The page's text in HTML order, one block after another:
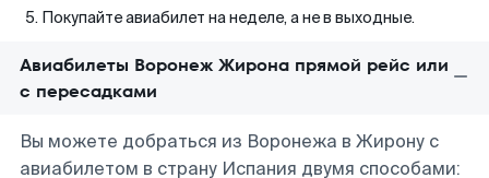
Покупайте авиабилет на неделе, а не в выходные.
Авиабилеты Воронеж Жирона прямой рейс или
с пересадками
Вы можете добраться из Воронежа в Жирону с
авиабилетом в страну Испания двумя способами: